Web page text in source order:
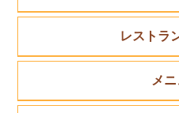
レストラ
メ